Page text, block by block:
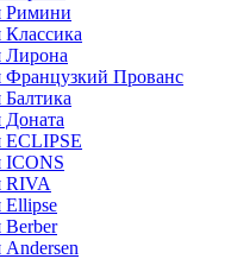
Римини
Лирона
Французкий Прованс
Доната
ECLIPSE
ICONS
RIVA
Ellipse
Berber